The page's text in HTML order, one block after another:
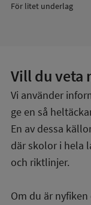
För litet underlag
Vill du veta
Vi använder
ge en så
En av dessa
där skolor i hela
och riktlinjer.
Om du är